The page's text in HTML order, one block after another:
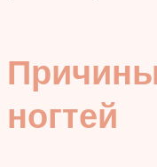
ногтей